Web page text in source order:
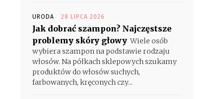
URODA 28 LIPCA 2026
Jak dobrać szampon? Najczęstsze
problemy skóry głowy Wiele osób
wybiera szampon na podstawie rodzaju
włosów. Na półkach sklepowych szukamy
produktów do włosów suchych,
farbowanych, kręconych czy...